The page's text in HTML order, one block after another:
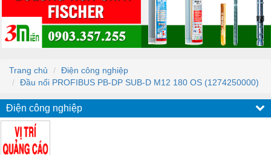
Trang chủ
Điện công nghiệp
Đầu nối PROFIBUS PB-DP SUB-D M12 180 OS (1274250000)
Điện công nghiệp